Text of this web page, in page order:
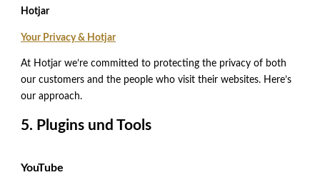
Hotjar
Your Privacy & Hotjar
At Hotjar we’re committed to protecting the privacy of both
our customers and the people who visit their websites. Here’s
our approach.
5. Plugins und Tools
YouTube